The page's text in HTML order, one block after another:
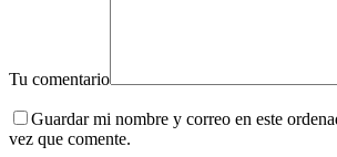
Tu comentario
Guardar mi nombre y correo en este
vez que comente.